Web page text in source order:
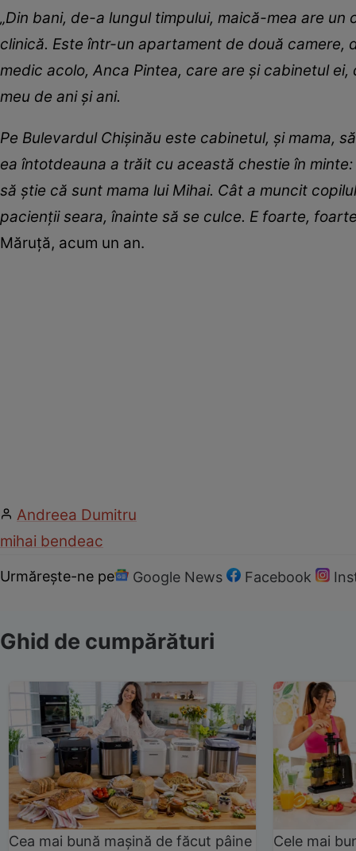
„Din bani, de-a lungul timpului, maică-mea are
clinică. Este într-un apartament de două camere,
medic acolo, Anca Pintea, care are și cabinetul
meu de ani și ani.
Pe Bulevardul Chișinău este cabinetul, și mama,
ea întotdeauna a trăit cu această chestie în
să știe că sunt mama lui Mihai. Cât a muncit
pacienții seara, înainte să se culce. E foarte,
Măruță, acum un an.
Andreea Dumitru
mihai bendeac
Urmărește-ne pe Google News Facebook
Ghid de cumpărături
Cea mai bună mașină de făcut pâine
Cele mai